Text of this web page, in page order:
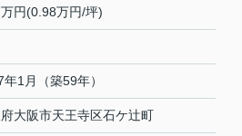
円(0.98万円/坪)
年1月（築59年）
大阪市天王寺区石ケ辻町